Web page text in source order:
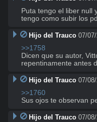
Puta tengo el liber null
tengo como subir los
Hijo del Trauco 07/
>>1758
Dicen que su autor,
repentinamente antes
Hijo del Trauco 07/
>>1760
Sus ojos te observan
Hijo del Trauco 07/